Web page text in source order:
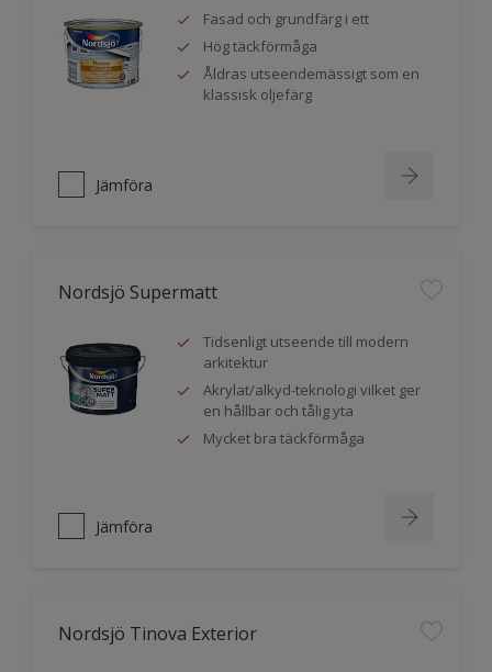
Fasad och grundfärg i ett
Hög täckförmåga
Åldras utseendemässigt som en
klassisk oljefärg
Jämföra
Nordsjö Supermatt
Tidsenligt utseende till modern
arkitektur
Akrylat/alkyd-teknologi vilket ger
en hållbar och tålig yta
Mycket bra täckförmåga
Jämföra
Nordsjö Tinova Exterior